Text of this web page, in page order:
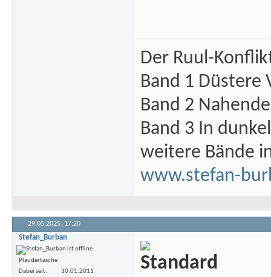
Der Ruul-
Band 1 Düstere
Band 2
Band 3 In
weitere Bände
www.stefan-
29.05.2025, 17:20
Stefan_Burban
Plaudertasche
Dabei seit
30.01.2011